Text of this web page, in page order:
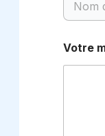
Votre